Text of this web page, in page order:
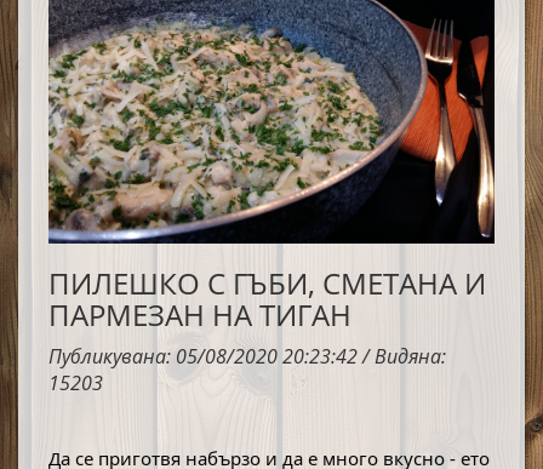
ПИЛЕШКО С ГЪБИ, СМЕТАНА И
ПАРМЕЗАН НА ТИГАН
Публикувана: 05/08/2020 20:23:42 / Видяна:
15203
Да се приготвя набързо и да е много вкусно - ето